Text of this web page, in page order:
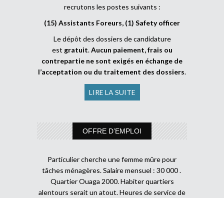
recrutons les postes suivants :
(15) Assistants Foreurs, (1) Safety officer
Le dépôt des dossiers de candidature
est gratuit.Aucun paiement, frais ou
contrepartie ne sont exigés en échange de
l’acceptation ou du traitement des dossiers.
LIRE LA SUITE
OFFRE D’EMPLOI
Particulier cherche une femme mûre pour
tâches ménagères. Salaire mensuel : 30 000 .
Quartier Ouaga 2000. Habiter quartiers
alentours serait un atout. Heures de service de